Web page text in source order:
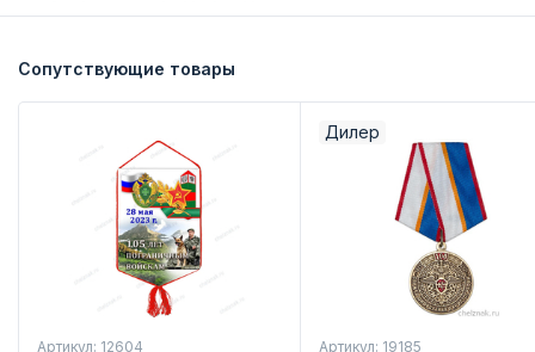
Сопутствующие товары
Артикул: 12604
Дилер
Артикул: 19185